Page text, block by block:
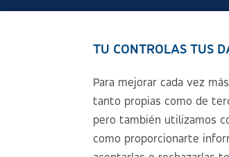
Sistema Interno de Información
TU CONTROLAS TUS
Para mejorar cada vez
tanto propias como de
pero también utilizamos
como proporcionarte